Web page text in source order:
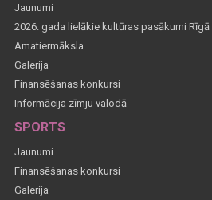
Jaunumi
2026. gada lielākie kultūras pasākumi Rīgā
Amatiermāksla
Galerija
Finansēšanas konkursi
Informācija zīmju valodā
SPORTS
Jaunumi
Finansēšanas konkursi
Galerija